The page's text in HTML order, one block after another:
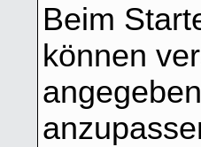
Beim
können